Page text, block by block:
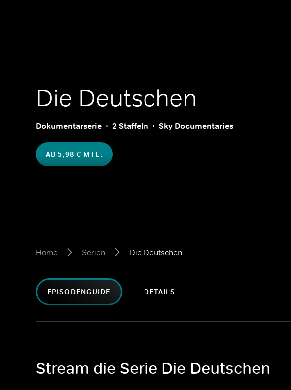
Die Deutschen
Dokumentarserie 2 Staffeln Sky Documentaries
AB 5,98 € MTL.
Home Serien Die Deutschen
EPISODENGUIDE DETAILS
Stream die Serie Die Deutschen